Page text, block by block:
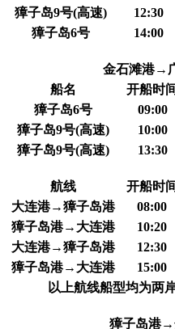
獐子岛9号(高速)
12:30
獐子岛6号
14:00
金石滩港→
船名
开船时
獐子岛6号
09:00
獐子岛9号(高速)
10:00
獐子岛9号(高速)
13:30
航线 开船时
大连港→獐子岛港
08:00
獐子岛港→大连港
10:20
大连港→獐子岛港
12:30
獐子岛港→大连港
15:00
以上航线船型均为两
獐子岛港→